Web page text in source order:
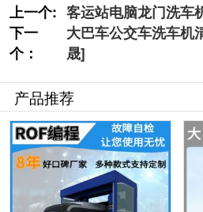
上一个: 客运站电脑龙门洗车
下一
个：
大巴车公交车洗车机
晟]
产品推荐